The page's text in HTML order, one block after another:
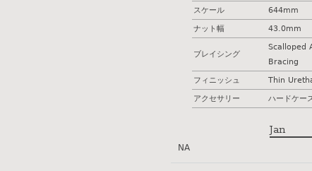
スケール
644mm
ナット幅
43.0mm
ブレイシング
Scalloped
Bracing
フィニッシュ
Thin
アクセサリー
ハードケー
Jan
NA